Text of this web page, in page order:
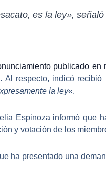
es la ley», señaló
publicado en
Al respecto, indicó
la ley«.
Espinoza informó que
y votación de los
ha presentado una